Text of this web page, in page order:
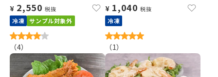
¥ 2,550 税抜
冷凍 サンプル対象外
（4）
¥ 1,040 税抜
冷凍
（1）